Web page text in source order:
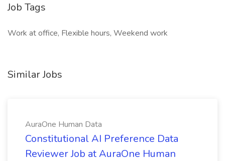
Job Tags
Work at office, Flexible hours, Weekend work
Similar Jobs
AuraOne Human Data
Constitutional AI Preference Data
Reviewer Job at AuraOne Human